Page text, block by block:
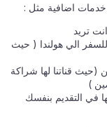
خدمات اضافية مثل :
تريد
في للمساعدة للسفر الي هولندا ( حيث
القبول 100% في الصين (حيث قناتنا لها شراكة
)
في التقديم بنفسك